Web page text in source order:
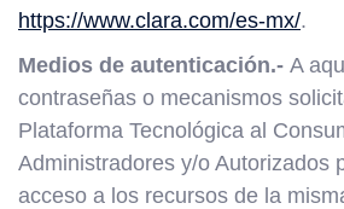
https://www.clara.com/es-mx/.
Medios de autenticación.- A
contraseñas o mecanismos
Plataforma Tecnológica al
Administradores y/o Autorizados
acceso a los recursos de la